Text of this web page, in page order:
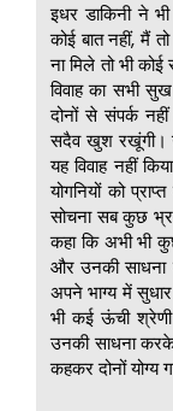
इधर डाकिनी ने
कोई बात नहीं, मैं
ना मिले तो भी
विवाह का सभी
दोनों से संपर्क
सदैव खुश रखूंगी।
यह विवाह नहीं
योगनियों को
सोचना सब कुछ
कहा कि अभी भी
और उनकी
अपने भाग्य में
भी कई ऊंची
उनकी साधना
कहकर दोनों योग्य